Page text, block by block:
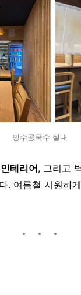
빙수콩국수 실내
테리어, 그리고
. 여름철 시원하